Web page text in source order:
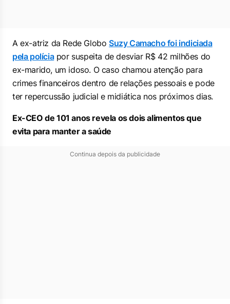
A ex-atriz da Rede Globo Suzy Camacho foi indiciada
pela políciapor suspeita de desviar R$ 42 milhões do
ex-marido, um idoso. O caso chamou atenção para
crimes financeiros dentro de relações pessoais e pode
ter repercussão judicial e midiática nos próximos dias.
Ex-CEO de 101 anos revela os dois alimentos que
evita para manter a saúde
Continua depois da publicidade